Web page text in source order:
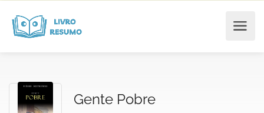
Gente Pobre